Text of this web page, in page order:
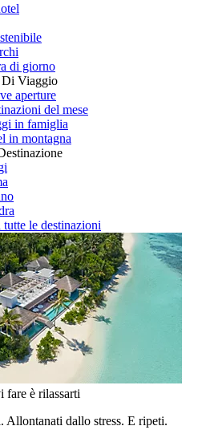
di giorno
Viaggio
aperture
del mese
in famiglia
in montagna
tutte le destinazioni
fare è rilassarti
Allontanati dallo stress. E ripeti.